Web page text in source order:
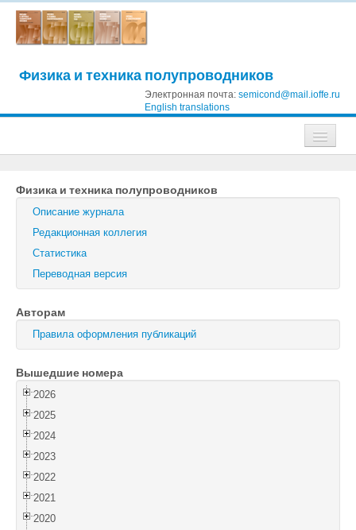
Физика и техника полупроводников
Электронная почта: semicond@mail.ioffe.ru
English translations
Журнал технической физики
Письма в Журнал технической физики
Физика твердого тела
Физика и техника полупроводников
Оптика и спектроскопия
Поиск
Войти
Физика и техника полупроводников
Описание журнала
Редакционная коллегия
Статистика
Переводная версия
Авторам
Правила оформления публикаций
Вышедшие номера
2026
2025
2024
2023
2022
2021
2020